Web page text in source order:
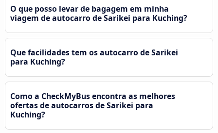
O que posso levar de bagagem em minha
viagem de autocarro de Sarikei para Kuching?
Que facilidades tem os autocarro de Sarikei
para Kuching?
Como a CheckMyBus encontra as melhores
ofertas de autocarros de Sarikei para
Kuching?